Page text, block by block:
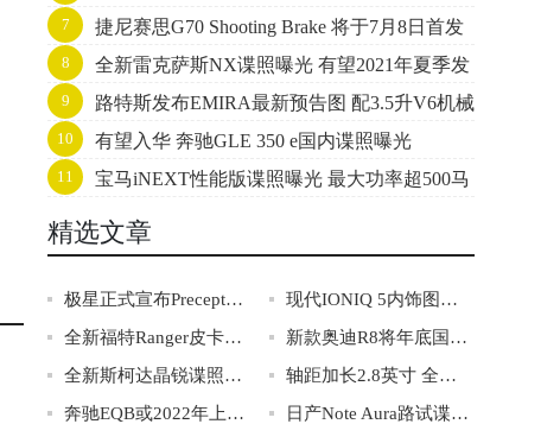
7 捷尼赛思G70 Shooting Brake 将于7月8日首发
8
全新雷克萨斯NX谍照曝光 有望2021年夏季发
布9
路特斯发布EMIRA最新预告图 配3.5升V6机械
增压发动机
10 有望入华 奔驰GLE 350 e国内谍照曝光
11
宝马iNEXT性能版谍照曝光 最大功率超500马
力
精选文章
极星正式宣布Precept将投入量产
现代IONIQ 5内饰图公布 配可移动中央扶手箱
全新福特Ranger皮卡谍照曝光 将2022年首次亮相
新款奥迪R8将年底国内上市 搭载5.2L V10发动机
全新斯柯达晶锐谍照曝光 提供多种动力可选
轴距加长2.8英寸 全新讴歌MDX首发亮相
奔驰EQB或2022年上市 最大续航有望达480km
日产Note Aura路试谍照曝光 将夏季初发布